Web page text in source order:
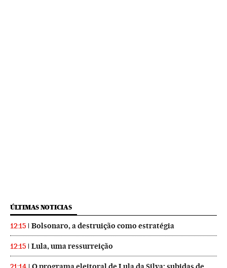
ÚLTIMAS NOTICIAS
12:15 Bolsonaro, a destruição como estratégia
12:15 Lula, uma ressurreição